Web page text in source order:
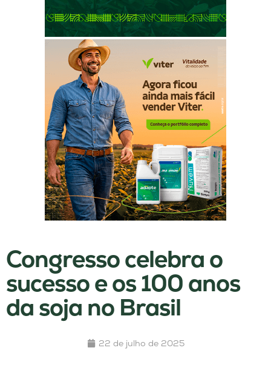
Congresso celebra o
sucesso e os 100 anos
da soja no Brasil
22 de julho de 2025